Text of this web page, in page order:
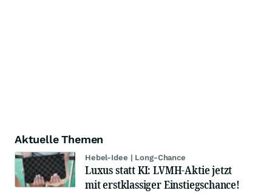
Aktuelle Themen
Hebel-Idee | Long-Chance
Luxus statt KI: LVMH-Aktie jetzt
mit erstklassiger Einstiegschance!